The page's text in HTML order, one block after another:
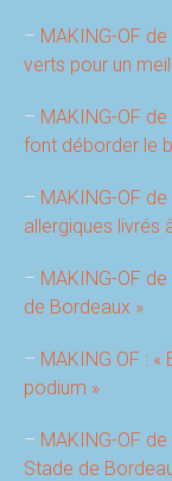
– MAKING-OF
verts pour un
– MAKING-OF
font déborder le
– MAKING-OF
allergiques livrés
– MAKING-OF
de Bordeaux »
– MAKING OF : «
podium »
– MAKING-OF
Stade de